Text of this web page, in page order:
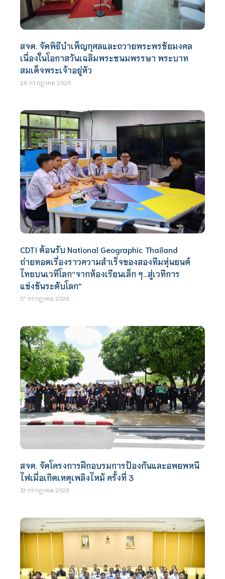
สจด. จัดพิธีบำเพ็ญกุศลและถวายพระพรชัยมงคล
เนื่องในโอกาสวันเฉลิมพระชนมพรรษา พระบาท
สมเด็จพระเจ้าอยู่หัว
26 กรกฎาคม 2026
CDTI ต้อนรับ National Geographic Thailand
ถ่ายทอดเรื่องราวความสำเร็จของสองทีมหุ่นยนต์
ไทยบนเวทีโลก“จากห้องเรียนเล็ก ๆ…สู่เวทีการ
แข่งขันระดับโลก”
17 กรกฎาคม 2026
สจด. จัดโครงการฝึกอบรมการป้องกันและอพยพหนี
ไฟเมื่อเกิดเหตุเพลิงไหม้ ครั้งที่ 3
31 กรกฎาคม 2026